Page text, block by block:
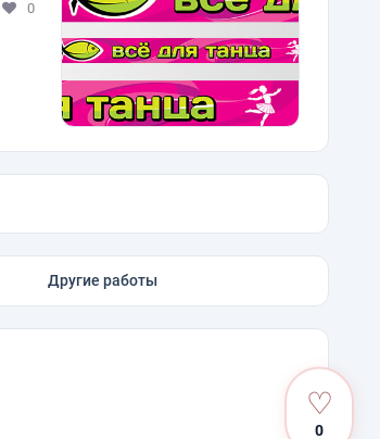
0
Другие работы
♡
0